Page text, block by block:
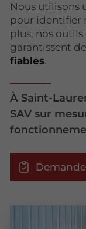
Nous utilisons
pour identifier
plus, nos
garantissent
fiables.
À Saint-
SAV sur